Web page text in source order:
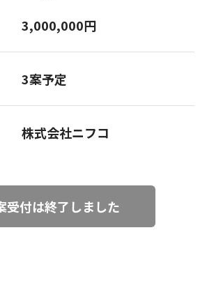
3,000,000円
3案予定
株式会社ニフコ
受付は終了しました